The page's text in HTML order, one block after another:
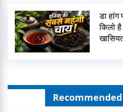
डा
किलो